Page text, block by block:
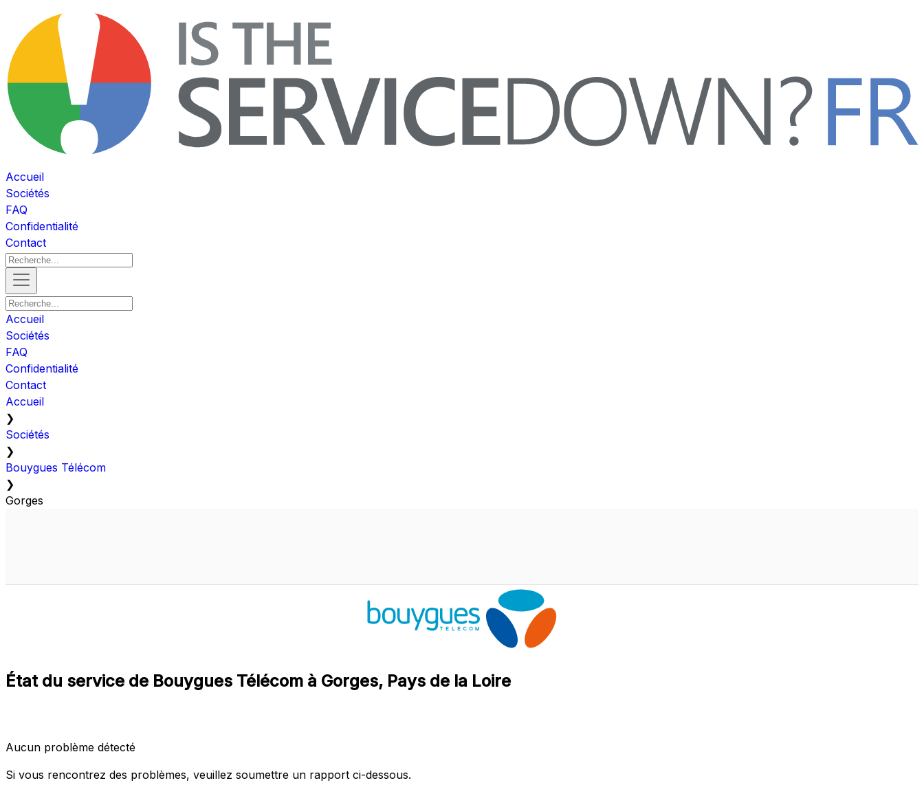
Accueil
Sociétés
FAQ
Confidentialité
Contact
Accueil
Sociétés
FAQ
Confidentialité
Contact
Accueil
❯
Sociétés
❯
Bouygues Télécom
❯
Gorges
État du service de Bouygues Télécom à Gorges, Pays de la Loire
Aucun problème détecté
Si vous rencontrez des problèmes, veuillez soumettre un rapport ci-dessous.